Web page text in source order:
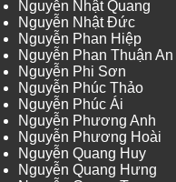
Nguyễn Nhật Quang
Nguyễn Nhật Đức
Nguyễn Phan Hiệp
Nguyễn Phan Thuận An
Nguyễn Phi Sơn
Nguyễn Phúc Thảo
Nguyễn Phúc Ái
Nguyễn Phương Anh
Nguyễn Phương Hoài
Nguyễn Quang Huy
Nguyễn Quang Hưng